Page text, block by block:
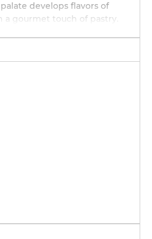
develops flavors of
gourmet touch of pastry.